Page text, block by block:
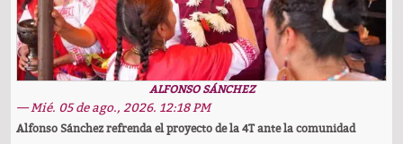
ALFONSO SÁNCHEZ
— Mié. 05 de ago., 2026. 12:18 PM
Alfonso Sánchez refrenda el proyecto de la 4T ante la comunidad